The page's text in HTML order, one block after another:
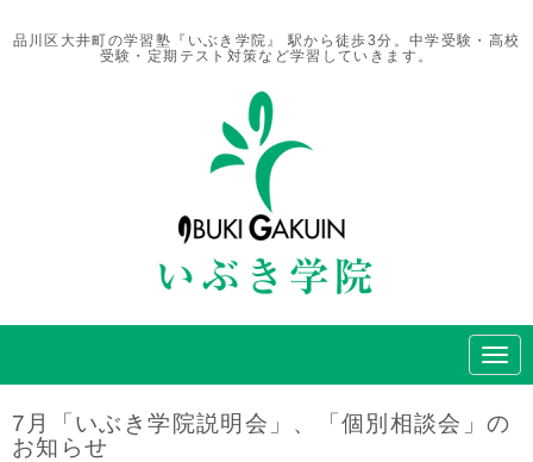
品川区大井町の学習塾『いぶき学院』 駅から徒歩3分。中学受験・高校
受験・定期テスト対策など学習していきます。
N
a
g
7月「いぶき学院説明会」、「個別相談会」の
お知らせ